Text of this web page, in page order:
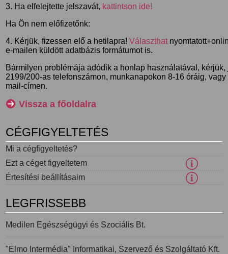
3. Ha elfelejtette jelszavát, kattintson ide!
Ha Ön nem előfizetőnk:
4. Kérjük, fizessen elő a hetilapra!Választhat
e-mailen küldött adatbázis formátumot is.
Bármilyen problémája adódik a honlap használatával,
2199/200-as telefonszámon, munkanapokon 8-16 óráig,
mail-címen.
Vissza a főoldalra
CÉGFIGYELTETÉS
Mi a cégfigyeltetés?
Ezt a céget figyeltetem
Értesítési beállításaim
LEGFRISSEBB
Medilen Egészségügyi és Szociális Bt.
"Elmo Intermédia" Informatikai, Szervező és Szolgáltató Kft.